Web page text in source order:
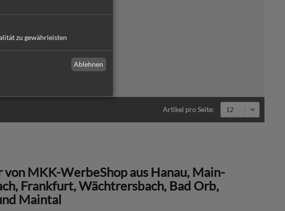
Artikel pro Seite:
MKK-WerbeShop aus Hanau, Main-
Frankfurt, Wächtrersbach, Bad Orb,
Maintal
zu gewährleisten
Ablehnen